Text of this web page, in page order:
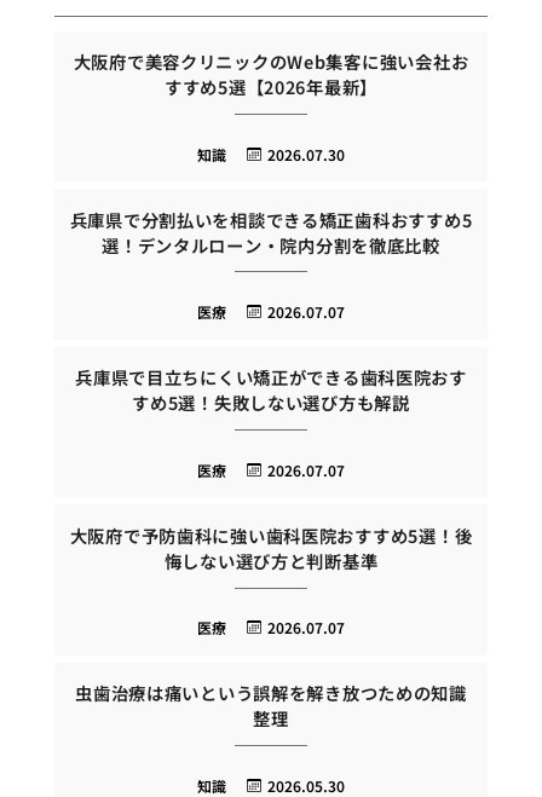
大阪府で美容クリニックのWeb集客に強い会社お
すすめ5選【2026年最新】
2026.07.30
知識
兵庫県で分割払いを相談できる矯正歯科おすすめ5
選！デンタルローン・院内分割を徹底比較
2026.07.07
医療
兵庫県で目立ちにくい矯正ができる歯科医院おす
すめ5選！失敗しない選び方も解説
2026.07.07
医療
大阪府で予防歯科に強い歯科医院おすすめ5選！後
悔しない選び方と判断基準
2026.07.07
医療
虫歯治療は痛いという誤解を解き放つための知識
整理
2026.05.30
知識